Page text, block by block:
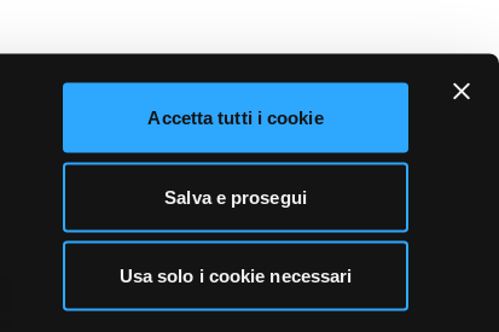
Accetta tutti i cookie
Salva e prosegui
Usa solo i cookie necessari